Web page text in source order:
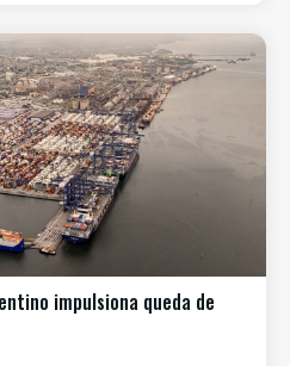
impulsiona queda de